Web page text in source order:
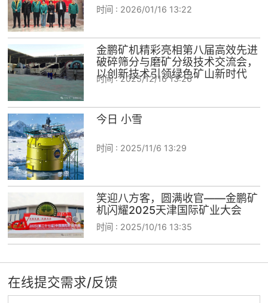
时间 : 2026/01/16 13:22
金鹏矿机精彩亮相第八届高效先进
破碎筛分与磨矿分级技术交流会，
以创新技术引领绿色矿山新时代
时间 :2025/12/16 13:26
今日 小雪
时间 : 2025/11/6 13:29
笑迎八方客，圆满收官——金鹏矿
机闪耀2025天津国际矿业大会
时间 : 2025/10/16 13:35
在线提交需求/反馈